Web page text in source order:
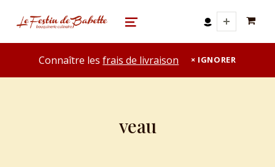
le festin de babette
"LE FESTIN DE BABETTE" – BOUQUINERIE GASTRONOMIQUE MENU
Connaître lesfrais de livraison IGNORER
veau